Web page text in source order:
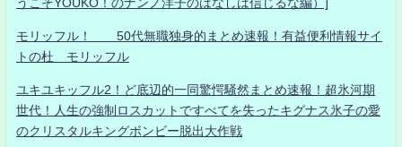
モリッフル！ 50代無職独身的まとめ速報！有益便利情報サイ
トの杜 モリッフル
ユキユキッフル2！ど底辺的一同驚愕騒然まとめ速報！超氷河期
世代！人生の強制ロスカットですべてを失ったキグナス氷子の愛
のクリスタルキングボンビー脱出大作戦